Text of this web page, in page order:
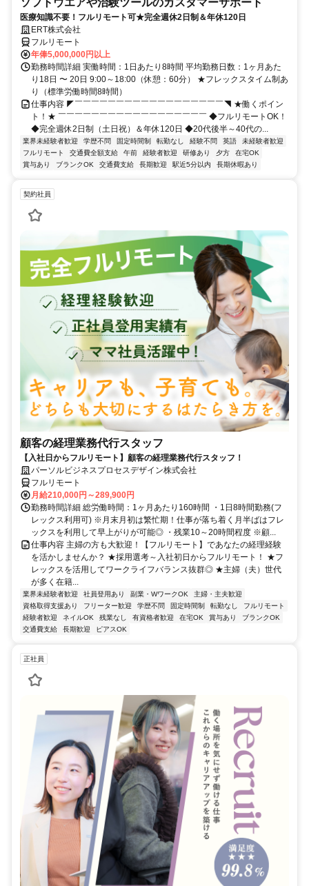
医療知識不要！フルリモート可★完全週休2日制＆年休120日
ERT株式会社
フルリモート
年俸5,000,000円以上
勤務時間詳細 実働時間：1日あたり8時間 平均勤務日数：1ヶ月あた
り18日 〜 20日 9:00～18:00（休憩：60分） ★フレックスタイム制あ
り（標準労働時間8時間）
仕事内容 ◤￣￣￣￣￣￣￣￣￣￣￣￣￣￣￣￣￣￣◥ ★働くポイン
ト！★ ￣￣￣￣￣￣￣￣￣￣￣￣￣￣￣￣￣￣ ◆フルリモートOK！
◆完全週休2日制（土日祝）＆年休120日 ◆20代後半～40代の...
業界未経験者歓迎 学歴不問 固定時間制 転勤なし 経験不問 英語
未経験者歓迎
フルリモート
交通費全額支給 午前 経験者歓迎 研修あり 夕方
在宅OK
賞与あり
ブランクOK 交通費支給 長期歓迎 駅近5分以内 長期休暇あり
契約社員
顧客の経理業務代行スタッフ
【入社日からフルリモート】顧客の経理業務代行スタッフ！
パーソルビジネスプロセスデザイン株式会社
フルリモート
月給210,000円～289,900円
勤務時間詳細 総労働時間：1ヶ月あたり160時間 ・1日8時間勤務(フ
レックス利用可) ※月末月初は繁忙期！仕事が落ち着く月半ばはフレ
ックスを利用して早上がりが可能◎ ・残業10～20時間程度 ※顧...
仕事内容 主婦の方も大歓迎！【フルリモート】であなたの経理経験
を活かしませんか？ ★採用選考～入社初日からフルリモート！ ★フ
レックスを活用してワークライフバランス抜群◎ ★主婦（夫）世代
が多く在籍...
業界未経験者歓迎 社員登用あり 副業・WワークOK
主婦・主夫歓迎
資格取得支援あり
フリーター歓迎 学歴不問 固定時間制 転勤なし
フルリモート
経験者歓迎
ネイルOK 残業なし 有資格者歓迎 在宅OK 賞与あり
ブランクOK
交通費支給
長期歓迎 ピアスOK
正社員